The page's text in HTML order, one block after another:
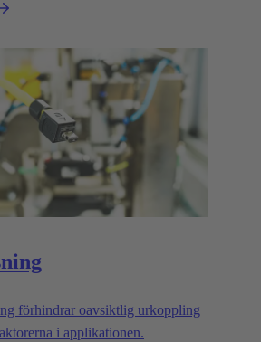
förhindrar oavsiktlig urkoppling
i applikationen.